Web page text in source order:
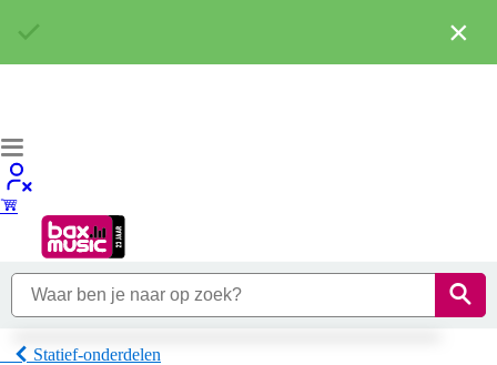
Statief-onderdelen
×